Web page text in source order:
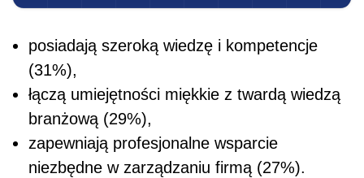
posiadają szeroką wiedzę i kompetencje
(31%),
łączą umiejętności miękkie z twardą wiedzą
branżową (29%),
zapewniają profesjonalne wsparcie
niezbędne w zarządzaniu firmą (27%).